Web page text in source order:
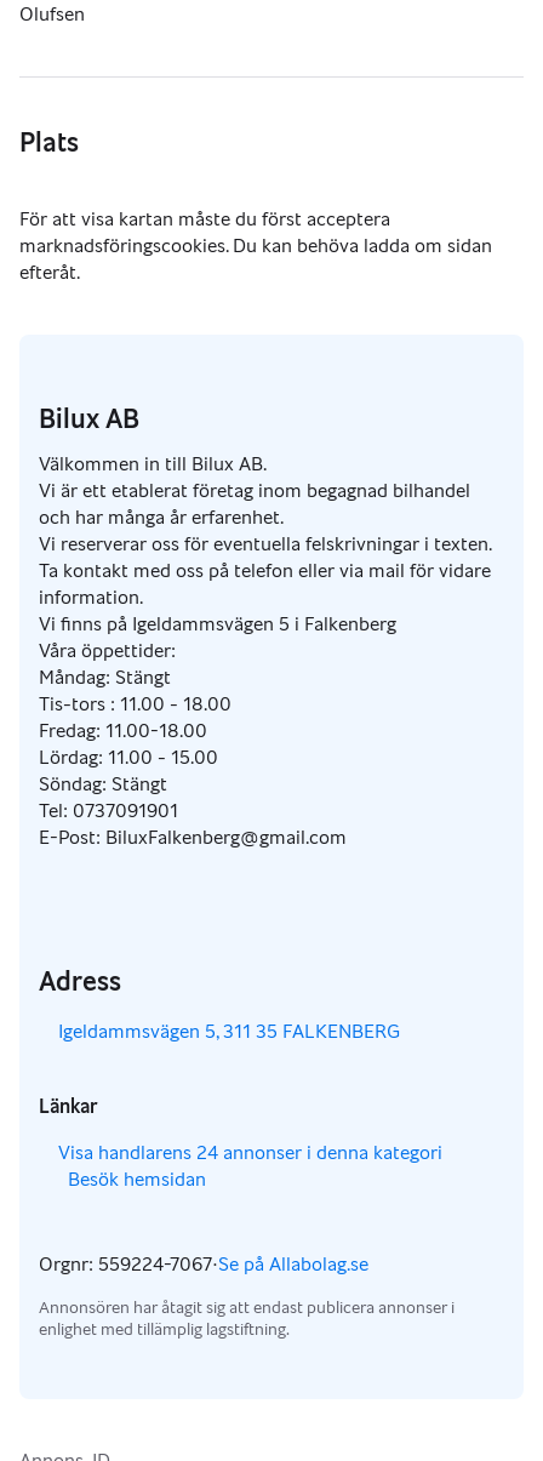
Olufsen
Plats
Bilux AB
Välkommen in till Bilux AB.
Vi är ett etablerat företag inom begagnad bilhandel
och har många år erfarenhet.
Vi reserverar oss för eventuella felskrivningar i texten.
Ta kontakt med oss på telefon eller via mail för vidare
information.
Vi finns på Igeldammsvägen 5 i Falkenberg
Våra öppettider:
Måndag: Stängt
Tis-tors : 11.00 - 18.00
Fredag: 11.00-18.00
Lördag: 11.00 - 15.00
Söndag: Stängt
Tel: 0737091901
E-Post: BiluxFalkenberg@gmail.com
Adress
Igeldammsvägen 5, 311 35 FALKENBERG
Länkar
Visa handlarens 24 annonser i denna kategori
Besök hemsidan
Orgnr: 559224-7067·Se på Allabolag.se
,
Annonsören har åtagit sig att endast publicera annonser i
enlighet med tillämplig lagstiftning.